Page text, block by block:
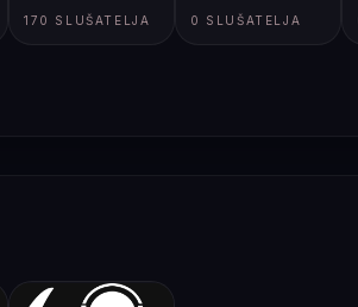
170 SLUŠATELJA 0 SLUŠATELJA